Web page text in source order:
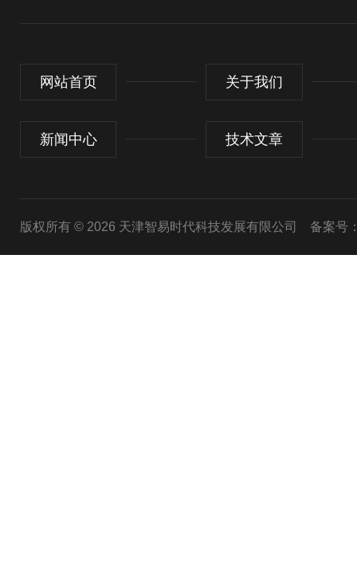
网站首页 关于我们
新闻中心 技术文章
版权所有 © 2026 天津智易时代科技发展有限公司 备案号